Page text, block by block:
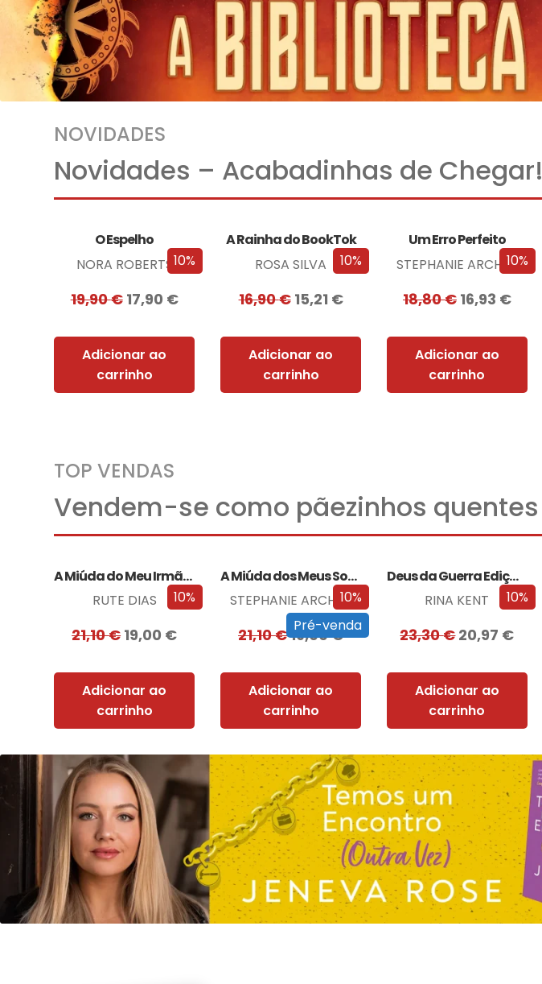
NOVIDADES
Novidades – Acabadinhas de Chegar!
10%
O Espelho
NORA ROBERTS
19,90€ 17,90 €
Adicionar ao
carrinho
10%
A Rainha do BookTok
ROSA SILVA
16,90€ 15,21 €
Adicionar ao
carrinho
10%
Um Erro Perfeito
STEPHANIE ARCHER
18,80€ 16,93 €
Adicionar ao
carrinho
TOP VENDAS
Vendem-se como pãezinhos quentes
10%
A Miúda do Meu Irmão – Edição…
RUTE DIAS
21,10€19,00 €
Adicionar ao
carrinho
10%
Pré-venda
A Miúda dos Meus Sonhos – Edição…
STEPHANIE ARCHER
21,10€19,00€
Adicionar ao
carrinho
10%
Deus da Guerra Edição com EDGES
RINA KENT
23,30€20,97 €
Adicionar ao
carrinho